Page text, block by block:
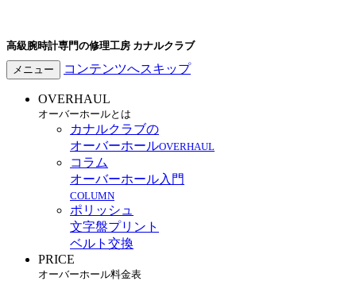
高級腕時計専門の修理工房 カナルクラブ
メニュー コンテンツへスキップ
OVERHAUL
オーバーホールとは
カナルクラブの
オーバーホールOVERHAUL
コラム
オーバーホール入門
COLUMN
ポリッシュ
文字盤プリント
ベルト交換
PRICE
オーバーホール料金表